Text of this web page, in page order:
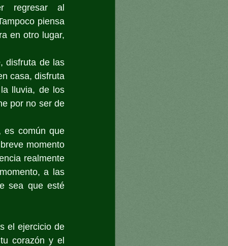
regresar al
piensa
en otro lugar,
disfruta de las
casa, disfruta
lluvia, de los
por no ser de
es común que
momento
realmente
a las
sea que esté
el ejercicio de
corazón y el